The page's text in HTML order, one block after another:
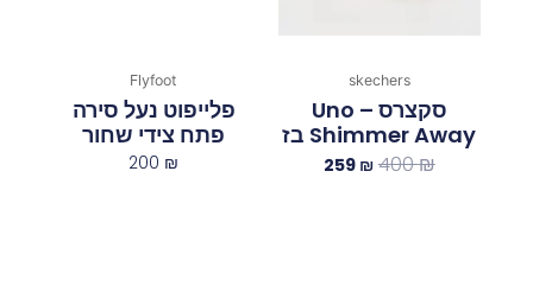
skechers
סקצרס Uno –
Shimmer Away בז
400₪
259 ₪
Flyfoot
פלייפוט נעל סירה
פתח צידי שחור
200 ₪